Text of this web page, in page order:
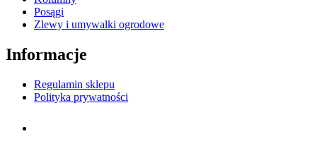
Posągi
Zlewy i umywalki ogrodowe
Informacje
Regulamin sklepu
Polityka prywatności